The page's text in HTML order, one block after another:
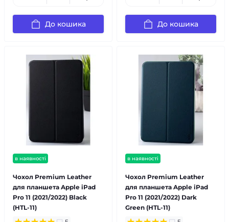
До кошика До кошика
в наявності
Чохол Premium Leather
для планшета Apple iPad
Pro 11 (2021/2022) Black
(HTL-11)
в наявності
Чохол Premium Leather
для планшета Apple iPad
Pro 11 (2021/2022) Dark
Green (HTL-11)